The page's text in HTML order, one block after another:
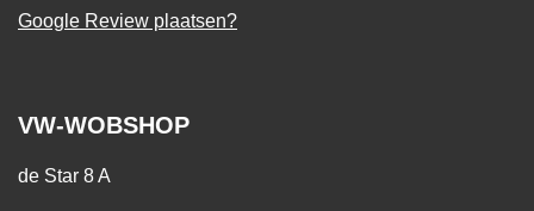
Google Review plaatsen?
VW-WOBSHOP
de Star 8 A